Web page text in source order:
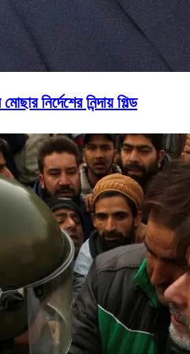
নির্দেশের নিন্দায় গিল্ড